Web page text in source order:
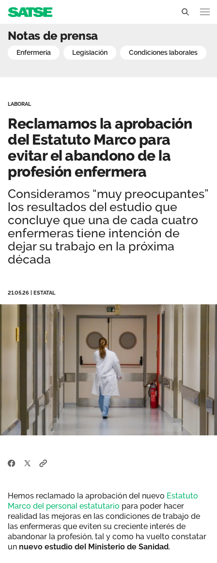
Delegados Sindicales
Estructura organizativa
Transparencia
Secciones sindicales
Servicios
Actualidad
Noticias
Empleo
Documentos
Publicaciones
Madrid
Contáctanos
Área privada
Reclamamos la
Notas de prensa
enfermería legislación condiciones laborales
LABORAL
Reclamamos la aprobación
del Estatuto Marco para
evitar el abandono de la
profesión enfermera
Consideramos “muy preocupantes”
los resultados del estudio que
concluye que una de cada cuatro
enfermeras tiene intención de
dejar su trabajo en la próxima
década
21.05.26 ESTATAL
Hemos reclamado la aprobación del nuevo Estatuto
Marco del personal estatutario para poder hacer
realidad las mejoras en las condiciones de trabajo de
las enfermeras que eviten su creciente interés de
abandonar la profesión, tal y como ha vuelto constatar
un nuevo estudio del Ministerio de Sanidad.